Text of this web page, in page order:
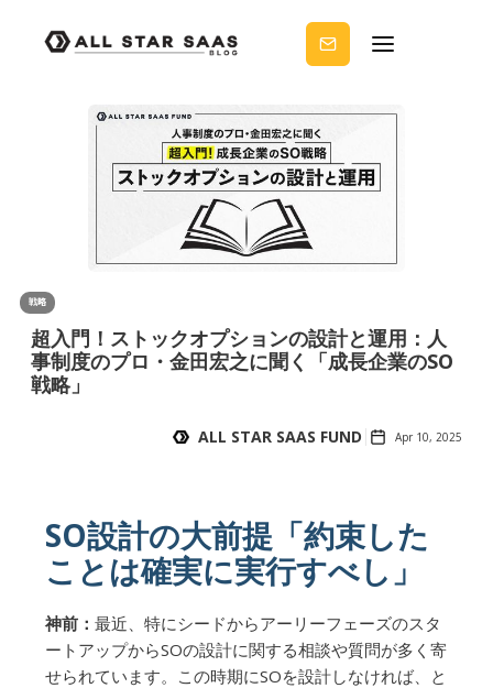
ノウ
ハウ
を受
りま
せん
か？
戦略
超入門！ストックオプションの設計と運用：人
事制度のプロ・金田宏之に聞く「成長企業のSO
戦略」
ALL STAR SAAS FUND Apr 10, 2025
SO設計の大前提「約束した
ことは確実に実行すべし」
神前： 最近、特にシードからアーリーフェーズのスタ
ートアップからSOの設計に関する相談や質問が多く寄
せられています。この時期にSOを設計しなければ、と